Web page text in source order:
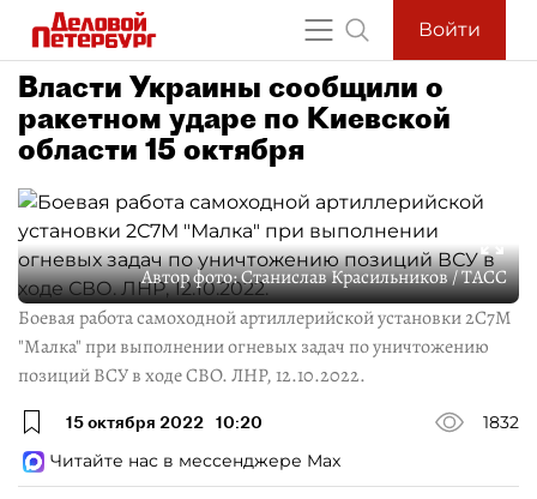
Войти
Власти Украины сообщили о
ракетном ударе по Киевской
области 15 октября
Автор фото:Станислав Красильников / ТАСС
Боевая работа самоходной артиллерийской установки 2С7М
"Малка" при выполнении огневых задач по уничтожению
позиций ВСУ в ходе СВО. ЛНР, 12.10.2022.
15 октября 2022 10:20
1832
Читайте нас в мессенджере Max